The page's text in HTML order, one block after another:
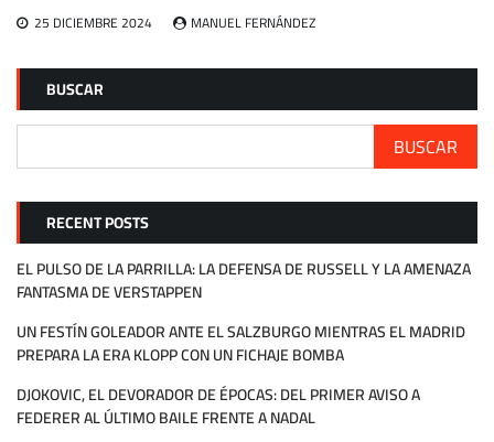
25 DICIEMBRE 2024 MANUEL FERNÁNDEZ
BUSCAR
BUSCAR
RECENT POSTS
EL PULSO DE LA PARRILLA: LA DEFENSA DE RUSSELL Y LA AMENAZA
FANTASMA DE VERSTAPPEN
UN FESTÍN GOLEADOR ANTE EL SALZBURGO MIENTRAS EL MADRID
PREPARA LA ERA KLOPP CON UN FICHAJE BOMBA
DJOKOVIC, EL DEVORADOR DE ÉPOCAS: DEL PRIMER AVISO A
FEDERER AL ÚLTIMO BAILE FRENTE A NADAL